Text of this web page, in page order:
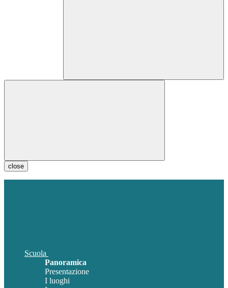
close
Scuola
Panoramica
Presentazione
I luoghi